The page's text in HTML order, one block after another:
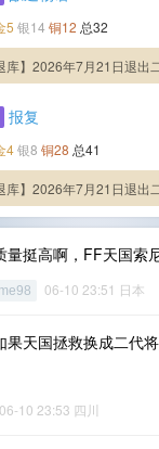
5 银14 铜12 总32
库】2026年7月21日退出
报复
4银8 铜28 总41
库】2026年7月21日退出
量挺高啊，FF天国索
06-10 23:51 日本
果天国拯救换成二代
06-10 23:53 四川